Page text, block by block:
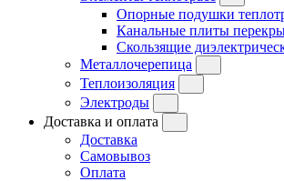
Опорные подушки
Канальные плиты
Скользящие
Металлочерепица
Теплоизоляция
Электроды
Доставка и оплата
Доставка
Самовывоз
Оплата